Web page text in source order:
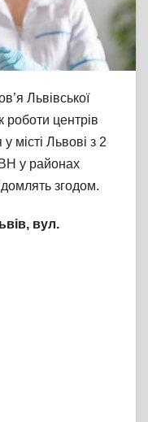
Львівської
центрів
місті Львові з 2
у районах
згодом.
вул.